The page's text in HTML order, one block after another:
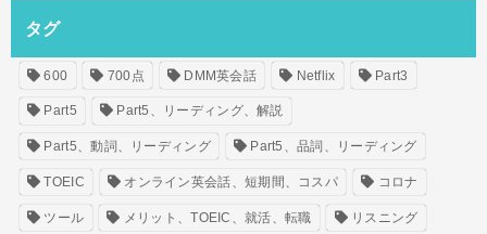
タグ
600 700点 DMM英会話 Netflix Part3
Part5 Part5、リーディング、解説
Part5、動詞、リーディング Part5、品詞、リーディング
TOEIC オンライン英会話、短期間、コスパ コロナ
ツール メリット、TOEIC、就活、転職 リスニング